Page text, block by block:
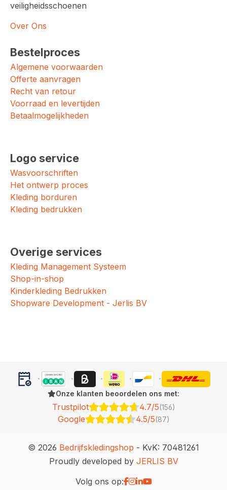
veiligheidsschoenen
Over Ons
Bestelproces
Algemene voorwaarden
Offerte aanvragen
Recht van retour
Voorraad en levertijden
Betaalmogelijkheden
Logo service
Wasvoorschriften
Het ontwerp proces
Kleding borduren
Kleding bedrukken
Overige services
Kleding Management Systeem
Shop-in-shop
Kinderkleding Bedrukken
Shopware Development - Jerlis BV
Onze klanten beoordelen ons met:
Trustpilot 4.7/5(156)
Google 4.5/5(87)
© 2026 Bedrijfskledingshop - KvK: 70481261
Proudly developed by JERLIS BV
Volg ons op: